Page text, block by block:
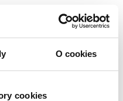
O cookies
cookies